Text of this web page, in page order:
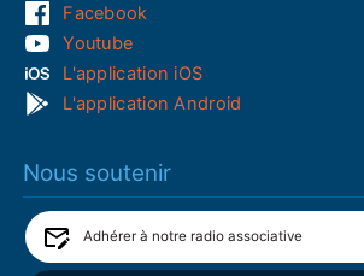
Facebook
Youtube
L'application iOS
L'application Android
Nous soutenir
Adhérer à notre radio associative